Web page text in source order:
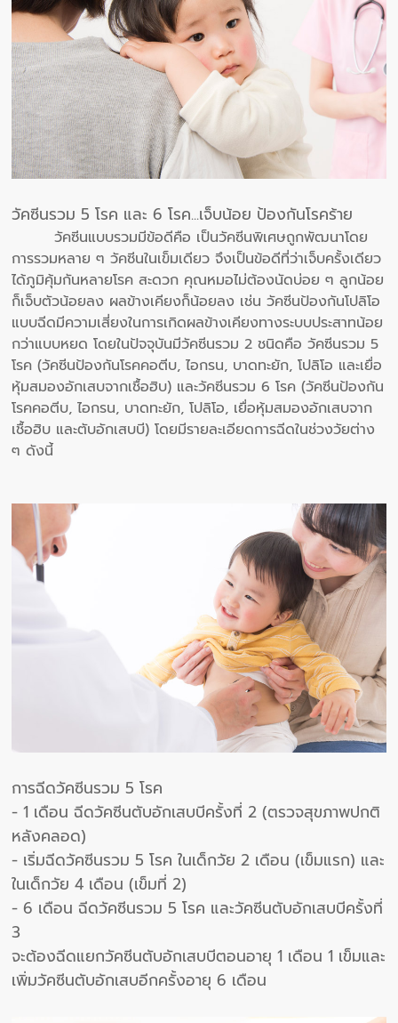
วัคซีนรวม 5 โรค และ 6 โรค...เจ็บน้อย ป้องกันโรคร้าย
วัคซีนแบบรวมมีข้อดีคือ เป็นวัคซีนพิเศษถูกพัฒนาโดย
การรวมหลาย ๆ วัคซีนในเข็มเดียว จึงเป็นข้อดีที่ว่าเจ็บครั้งเดียว
ได้ภูมิคุ้มกันหลายโรค สะดวก คุณหมอไม่ต้องนัดบ่อย ๆ ลูกน้อย
ก็เจ็บตัวน้อยลง ผลข้างเคียงก็น้อยลง เช่น วัคซีนป้องกันโปลิโอ
แบบฉีดมีความเสี่ยงในการเกิดผลข้างเคียงทางระบบประสาทน้อย
กว่าแบบหยด โดยในปัจจุบันมีวัคซีนรวม 2 ชนิดคือ วัคซีนรวม 5
โรค (วัคซีนป้องกันโรคคอตีบ, ไอกรน, บาดทะยัก, โปลิโอ และเยื่อ
หุ้มสมองอักเสบจากเชื้อฮิบ) และวัคซีนรวม 6 โรค (วัคซีนป้องกัน
โรคคอตีบ, ไอกรน, บาดทะยัก, โปลิโอ, เยื่อหุ้มสมองอักเสบจาก
เชื้อฮิบ และตับอักเสบบี) โดยมีรายละเอียดการฉีดในช่วงวัยต่าง
ๆ ดังนี้
การฉีดวัคซีนรวม 5 โรค
- 1 เดือน ฉีดวัคซีนตับอักเสบบีครั้งที่ 2 (ตรวจสุขภาพปกติ
หลังคลอด)
- เริ่มฉีดวัคซีนรวม 5 โรค ในเด็กวัย 2 เดือน (เข็มแรก) และ
ในเด็กวัย 4 เดือน (เข็มที่ 2)
- 6 เดือน ฉีดวัคซีนรวม 5 โรค และวัคซีนตับอักเสบบีครั้งที่
3
จะต้องฉีดแยกวัคซีนตับอักเสบบีตอนอายุ 1 เดือน 1 เข็มและ
เพิ่มวัคซีนตับอักเสบอีกครั้งอายุ 6 เดือน